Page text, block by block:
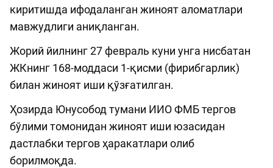
киритишда ифодаланган жиноят аломатлари
мавжудлиги аниқланган.
Жорий йилнинг 27 февраль куни унга нисбатан
ЖКнинг 168-моддаси 1-қисми (фирибгарлик)
билан жиноят иши қўзғатилган.
Ҳозирда Юнусобод тумани ИИО ФМБ тергов
бўлими томонидан жиноят иши юзасидан
дастлабки тергов ҳаракатлари олиб
борилмоқда.